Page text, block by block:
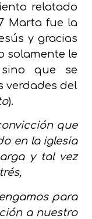
relatado
Marta fue la
y gracias
solamente le
que se
verdades del
).
que
en la iglesia
y tal vez
para
a nuestro